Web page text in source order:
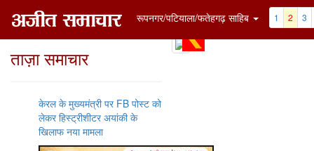
रूपनगर/पटियाला/फतेहगढ़ साहिब 1 2 3
ताज़ा समाचार
केरल के मुख्यमंत्री पर FB पोस्ट को
लेकर हिस्ट्रीशीटर अयांकी के
खिलाफ नया मामला